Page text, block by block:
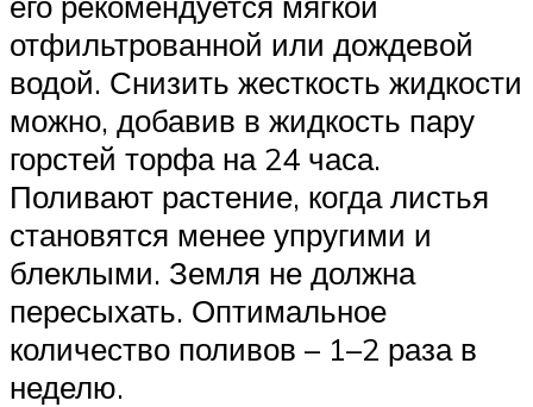
отфильтрованной или дождевой
водой. Снизить жесткость жидкости
можно, добавив в жидкость пару
горстей торфа на 24 часа.
Поливают растение, когда листья
становятся менее упругими и
блеклыми. Земля не должна
пересыхать. Оптимальное
количество поливов – 1–2 раза в
неделю.